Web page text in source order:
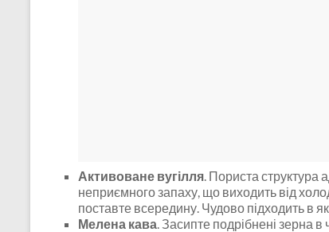
Активоване вугілля. Пориста структура
неприємного запаху, що виходить від
поставте всередину. Чудово підходить в
Мелена кава. Засипте подрібнені зерна